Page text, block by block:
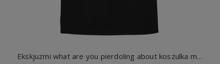
Ekskjuzmi what are you pierdoling about koszulka męska